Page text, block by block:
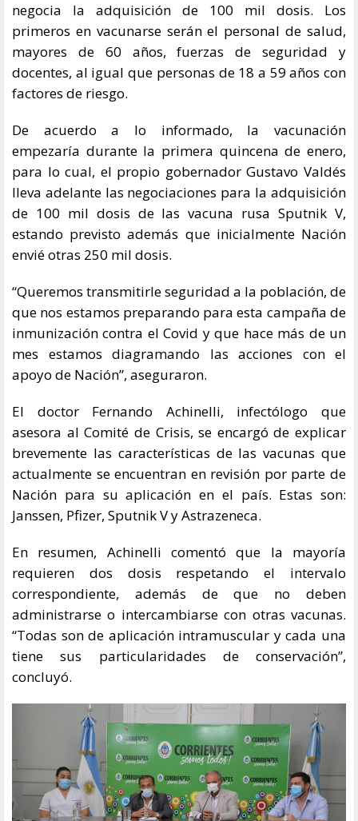
negocia la adquisición de 100 mil dosis. Los
primeros en vacunarse serán el personal de salud,
mayores de 60 años, fuerzas de seguridad y
docentes, al igual que personas de 18 a 59 años con
factores de riesgo.
De acuerdo a lo informado, la vacunación
empezaría durante la primera quincena de enero,
para lo cual, el propio gobernador Gustavo Valdés
lleva adelante las negociaciones para la adquisición
de 100 mil dosis de las vacuna rusa Sputnik V,
estando previsto además que inicialmente Nación
envié otras 250 mil dosis.
“Queremos transmitirle seguridad a la población, de
que nos estamos preparando para esta campaña de
inmunización contra el Covid y que hace más de un
mes estamos diagramando las acciones con el
apoyo de Nación”, aseguraron.
El doctor Fernando Achinelli, infectólogo que
asesora al Comité de Crisis, se encargó de explicar
brevemente las características de las vacunas que
actualmente se encuentran en revisión por parte de
Nación para su aplicación en el país. Estas son:
Janssen, Pfizer, Sputnik V y Astrazeneca.
En resumen, Achinelli comentó que la mayoría
requieren dos dosis respetando el intervalo
correspondiente, además de que no deben
administrarse o intercambiarse con otras vacunas.
“Todas son de aplicación intramuscular y cada una
tiene sus particularidades de conservación”,
concluyó.